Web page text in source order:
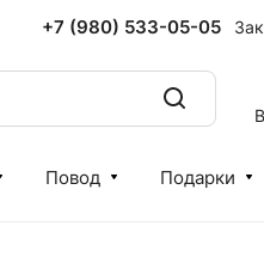
+7 (980) 533-05-05
Повод Подарки